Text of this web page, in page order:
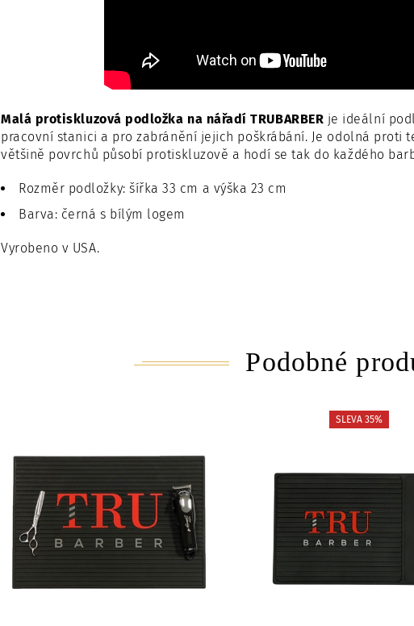
Malá protiskluzová podložka na nářadí TRUBARBER je ideální
pracovní stanici a pro zabránění jejich poškrábání. Je odolná proti
většině povrchů působí protiskluzově a hodí se tak do každého
Rozměr podložky: šířka 33 cm a výška 23 cm
Barva: černá s bílým logem
Vyrobeno v USA.
Podobné
SLEVA 35%